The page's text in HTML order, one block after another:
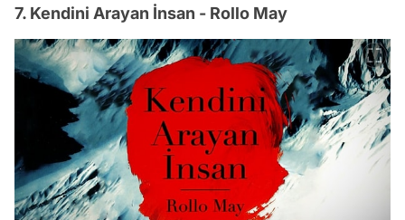
7. Kendini Arayan İnsan - Rollo May